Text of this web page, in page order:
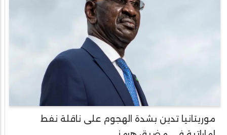
موريتانيا تدين بشدة الهجوم على ناقلة نفط